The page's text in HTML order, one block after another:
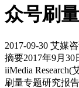
众号刷
2017-09-30 艾媒
摘要2017年9月
iiMedia
刷量专题研究报